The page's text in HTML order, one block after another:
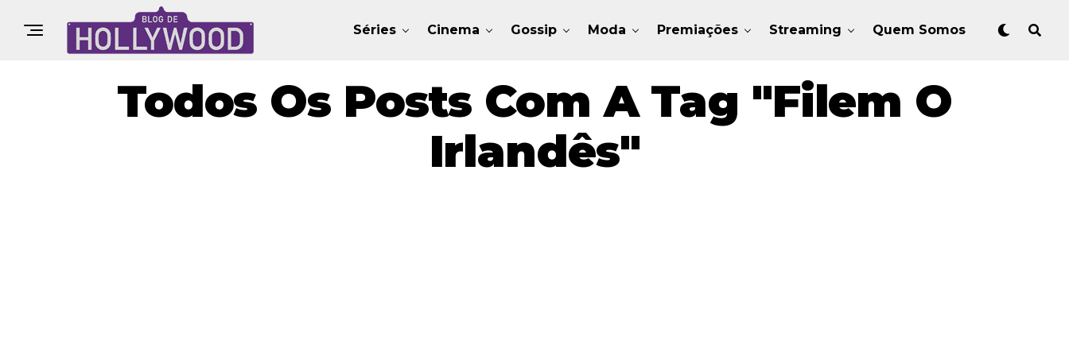
Séries Cinema Gossip Moda Premiações Streaming Quem Somos
Todos Os Posts Com A Tag "Filem O
Irlandês"